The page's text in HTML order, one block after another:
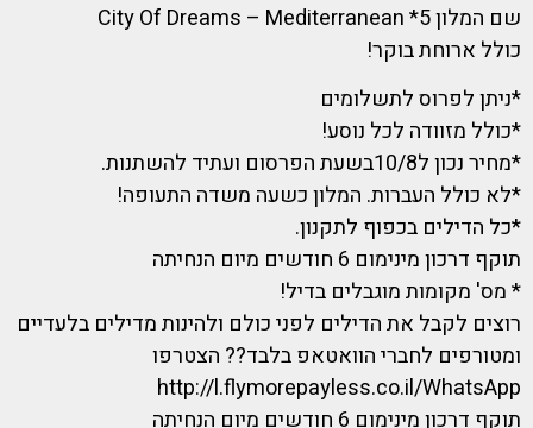
שם המלון 5* City Of Dreams – Mediterranean
כולל ארוחת בוקר!
*ניתן לפרוס לתשלומים
*כולל מזוודה לכל נוסע!
*מחיר נכון ל10/8בשעת הפרסום ועתיד להשתנות.
*לא כולל העברות. המלון כשעה משדה התעופה!
*כל הדילים בכפוף לתקנון.
תוקף דרכון מינימום 6 חודשים מיום הנחיתה
* מס' מקומות מוגבלים בדיל!
רוצים לקבל את הדילים לפני כולם ולהינות מדילים בלעדיים
ומטורפים לחברי הוואטאפ בלבד?? הצטרפו
http://l.flymorepayless.co.il/WhatsApp
תוקף דרכון מינימום 6 חודשים מיום הנחיתה